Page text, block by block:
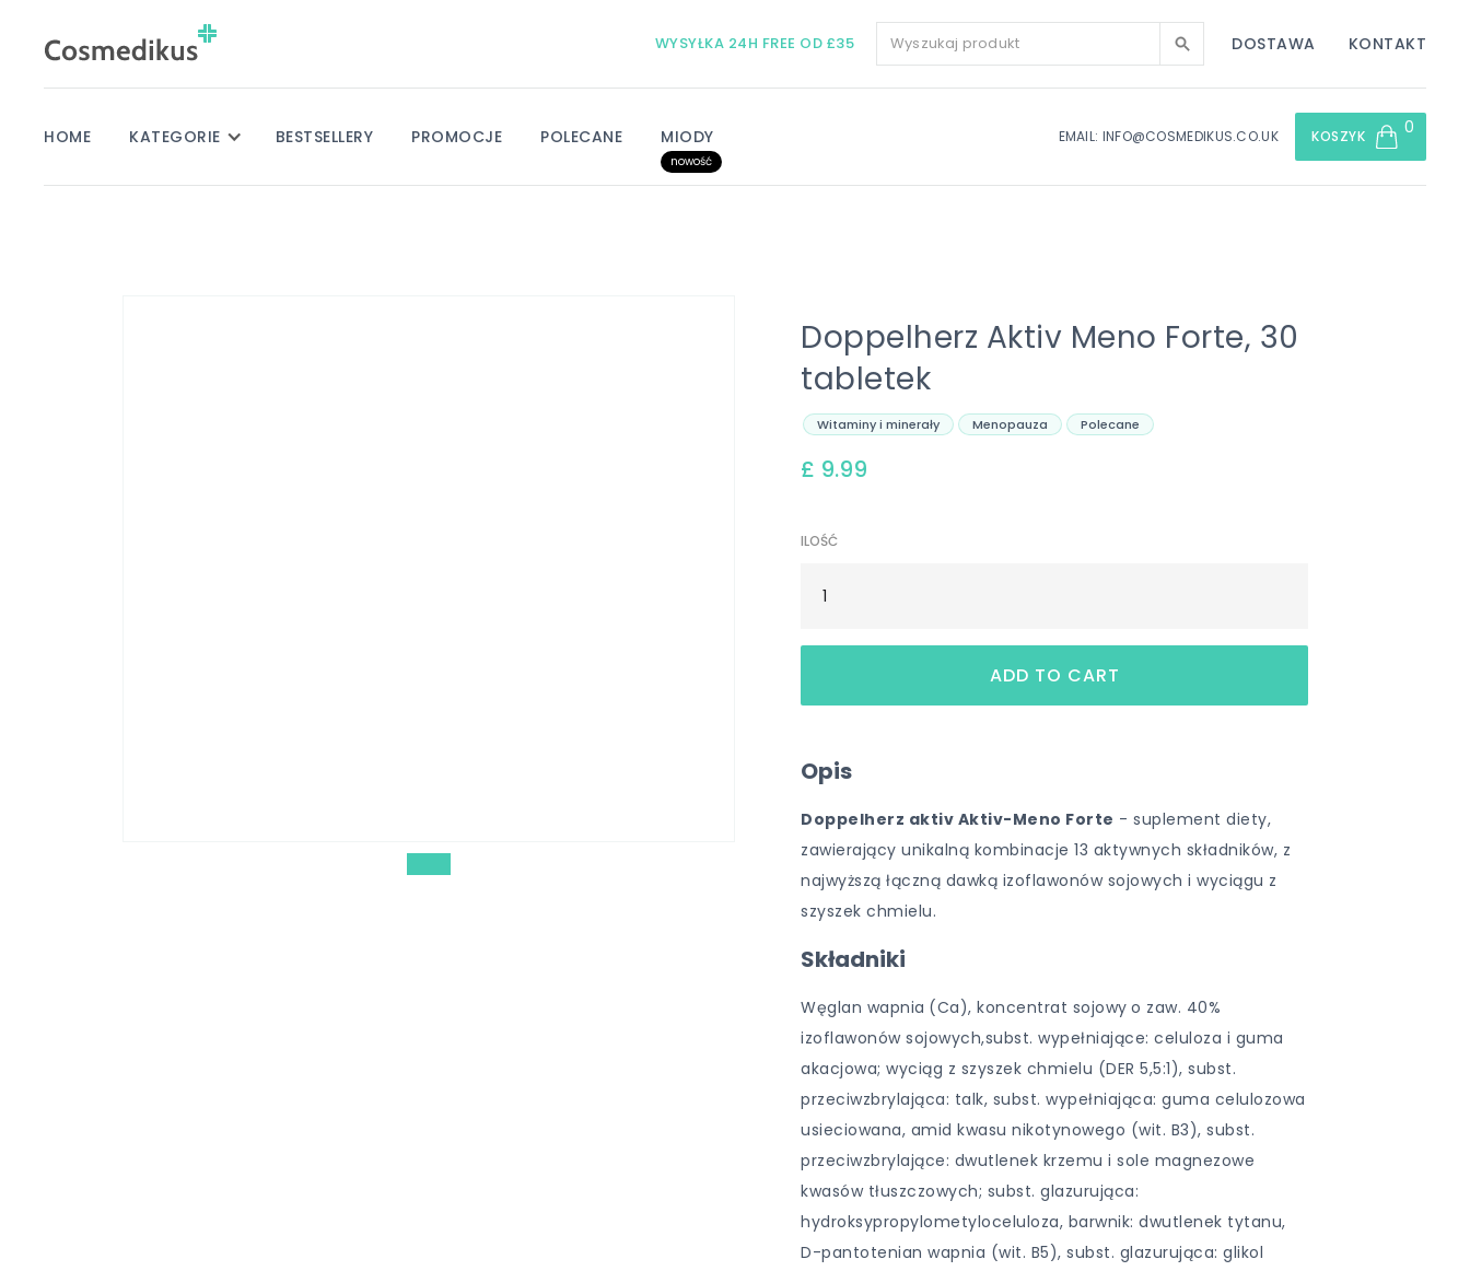
WYSYŁKA 24H FREE OD £35 DOSTAWA KONTAKT
HOME KATEGORIE BESTSELLERY PROMOCJE POLECANE MIODY
nowość
EMAIL: INFO@COSMEDIKUS.CO.UK KOSZYK 0
Doppelherz Aktiv Meno Forte, 30
tabletek
Witaminy i minerały Menopauza Polecane
£ 9.99
ILOŚĆ
Opis
Doppelherz aktiv Aktiv-Meno Forte - suplement diety,
zawierający unikalną kombinacje 13 aktywnych składników, z
najwyższą łączną dawką izoflawonów sojowych i wyciągu z
szyszek chmielu.
Składniki
Węglan wapnia (Ca), koncentrat sojowy o zaw. 40%
izoflawonów sojowych,subst. wypełniające: celuloza i guma
akacjowa; wyciąg z szyszek chmielu (DER 5,5:1), subst.
przeciwzbrylająca: talk, subst. wypełniająca: guma celulozowa
usieciowana, amid kwasu nikotynowego (wit. B3), subst.
przeciwzbrylające: dwutlenek krzemu i sole magnezowe
kwasów tłuszczowych; subst. glazurująca:
hydroksypropylometyloceluloza, barwnik: dwutlenek tytanu,
D-pantotenian wapnia (wit. B5), subst. glazurująca: glikol